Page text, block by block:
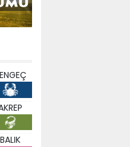
BALIK